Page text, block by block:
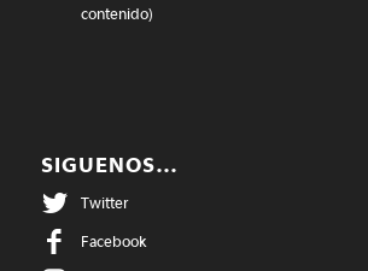
contenido)
SIGUENOS…
Twitter
Facebook